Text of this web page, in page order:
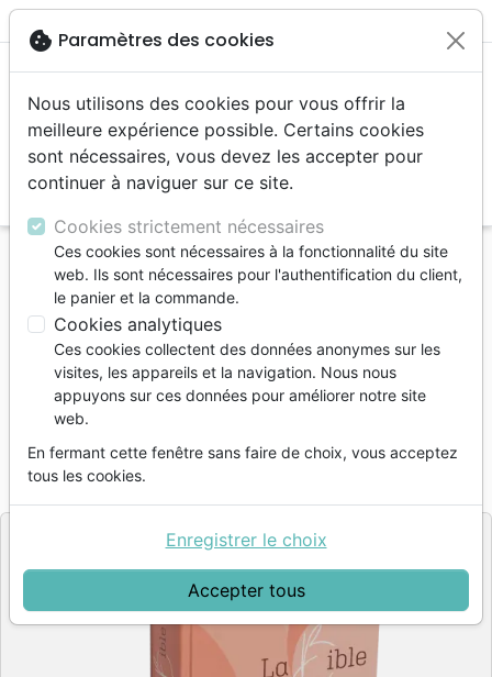
menu
Accueil Bibles
Bibles standard
Bible Segond 21, gros caractères - couverture
rigide et illustrée
Bible Segond 21, gros caractères
couverture rigide et illustrée
Version :
RéférenceSG12516 EAN9782608125163
Société Biblique de Genève
cookie Paramètres des cookies
Nous utilisons des cookies pour vous offrir la
meilleure expérience possible. Certains cookies
sont nécessaires, vous devez les accepter pour
continuer à naviguer sur ce site.
Cookies strictement nécessaires
Ces cookies sont nécessaires à la fonctionnalité du site
web. Ils sont nécessaires pour l'authentification du client,
le panier et la commande.
Cookies analytiques
Ces cookies collectent des données anonymes sur les
visites, les appareils et la navigation. Nous nous
appuyons sur ces données pour améliorer notre site
web.
En fermant cette fenêtre sans faire de choix, vous acceptez
tous les cookies.
Accepter tous
Enregistrer le choix